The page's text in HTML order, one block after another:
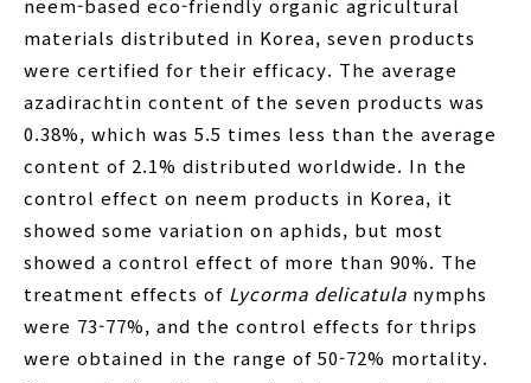
materials distributed in Korea, seven products
were certified for their efficacy. The average
azadirachtin content of the seven products was
0.38%, which was 5.5 times less than the average
content of 2.1% distributed worldwide. In the
control effect on neem products in Korea, it
showed some variation on aphids, but most
showed a control effect of more than 90%. The
treatment effects of Lycorma delicatula nymphs
were 73-77%, and the control effects for thrips
were obtained in the range of 50-72% mortality.